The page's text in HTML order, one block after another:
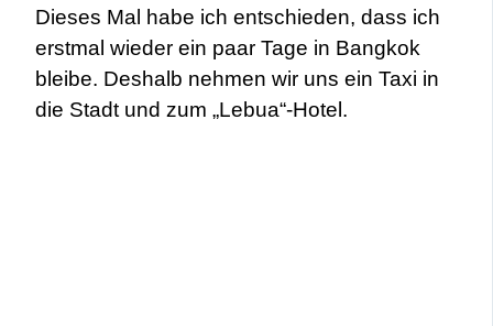
Dieses Mal habe ich entschieden, dass ich
erstmal wieder ein paar Tage in Bangkok
bleibe. Deshalb nehmen wir uns ein Taxi in
die Stadt und zum „Lebua“-Hotel.